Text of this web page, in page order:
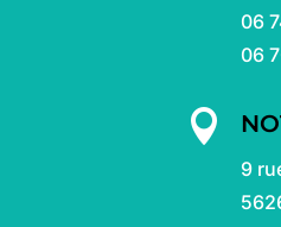
06
06

9